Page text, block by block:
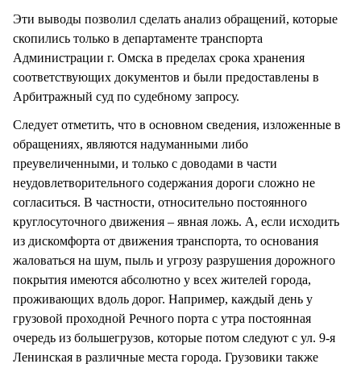
Эти выводы позволил сделать анализ обращений, которые
скопились только в департаменте транспорта
Администрации г. Омска в пределах срока хранения
соответствующих документов и были предоставлены в
Арбитражный суд по судебному запросу.
Следует отметить, что в основном сведения, изложенные в
обращениях, являются надуманными либо
преувеличенными, и только с доводами в части
неудовлетворительного содержания дороги сложно не
согласиться. В частности, относительно постоянного
круглосуточного движения – явная ложь. А, если исходить
из дискомфорта от движения транспорта, то основания
жаловаться на шум, пыль и угрозу разрушения дорожного
покрытия имеются абсолютно у всех жителей города,
проживающих вдоль дорог. Например, каждый день у
грузовой проходной Речного порта с утра постоянная
очередь из большегрузов, которые потом следуют с ул. 9-я
Ленинская в различные места города. Грузовики также